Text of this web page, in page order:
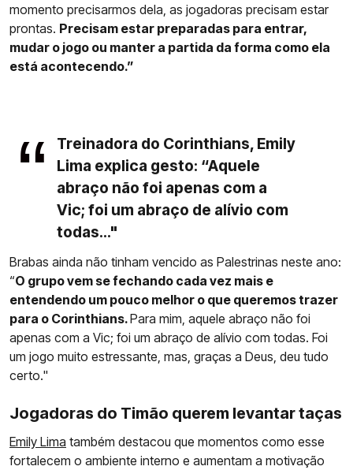
momento precisarmos dela, as jogadoras precisam estar
prontas. Precisam estar preparadas para entrar,
mudar o jogo ou manter a partida da forma como ela
está acontecendo.”
Treinadora do Corinthians, Emily
Lima explica gesto: “Aquele
abraço não foi apenas com a
Vic; foi um abraço de alívio com
todas..."
Brabas ainda não tinham vencido as Palestrinas neste ano:
“O grupo vem se fechando cada vez mais e
entendendo um pouco melhor o que queremos trazer
para o Corinthians.Para mim, aquele abraço não foi
apenas com a Vic; foi um abraço de alívio com todas. Foi
um jogo muito estressante, mas, graças a Deus, deu tudo
certo."
Jogadoras do Timão querem levantar taças
Emily Lima também destacou que momentos como esse
fortalecem o ambiente interno e aumentam a motivação